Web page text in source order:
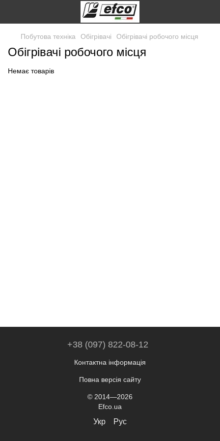
Побутова техніка Обігрівачі Обігрівачі робочого місця
Обігрівачі робочого місця
Немає товарів
+38 (097) 822-08-12
Контактна інформація
Повна версія сайту
© 2014—2026
Efco.ua
Укр Рус